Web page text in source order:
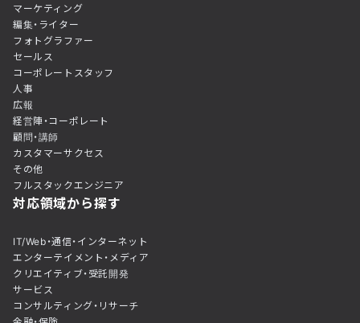
マーケティング
編集・ライター
フォトグラファー
セールス
コーポレートスタッフ
人事
広報
経営陣・コーポレート
顧問・講師
カスタマーサクセス
その他
フルスタックエンジニア
対応領域から探す
IT/Web・通信・インターネット
エンターテイメント・メディア
クリエイティブ・受託開発
サービス
コンサルティング・リサーチ